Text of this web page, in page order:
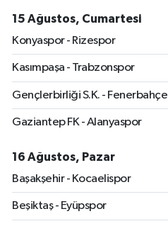
15 Ağustos, Cumartesi
Konyaspor - Rizespor
Kasımpaşa - Trabzonspor
Gençlerbirliği S.K. - Fenerbahçe
Gaziantep FK - Alanyaspor
16 Ağustos, Pazar
Başakşehir - Kocaelispor
Beşiktaş - Eyüpspor